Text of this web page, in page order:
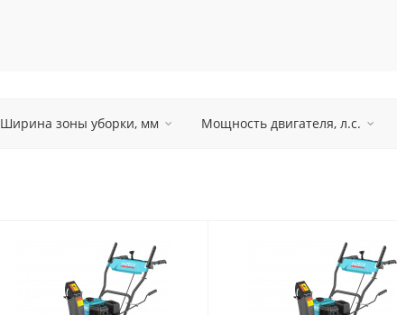
Ширина зоны уборки, мм Мощность двигателя, л.с.